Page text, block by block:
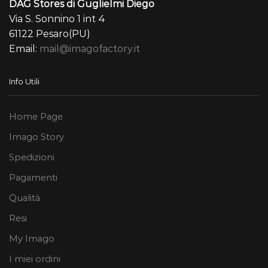
DAG Stores di Guglielmi Diego
Via S. Sonnino 1 int 4
61122 Pesaro(PU)
Email: mail@imagofactory.it
Info Utili
Home Page
Imago Story
Spedizioni
Pagamenti
Qualità
Resi
My Imago
I miei ordini